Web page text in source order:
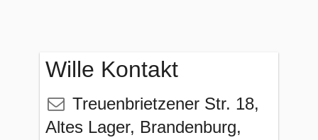
Wille Kontakt
Treuenbrietzener Str. 18,
Altes Lager, Brandenburg,